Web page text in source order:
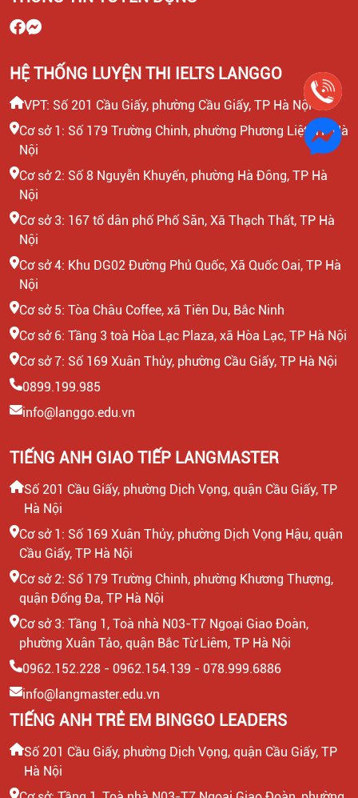
HỆ THỐNG LUYỆN THI IELTS LANGGO
VPT: Số 201 Cầu Giấy, phường Cầu Giấy, TP Hà Nội
Cơ sở 1: Số 179 Trường Chinh, phường Phương Liệt, TP Hà
Nội
Cơ sở 2: Số 8 Nguyễn Khuyến, phường Hà Đông, TP Hà
Nội
Cơ sở 3: 167 tổ dân phố Phố Săn, Xã Thạch Thất, TP Hà
Nội
Cơ sở 4: Khu DG02 Đường Phủ Quốc, Xã Quốc Oai, TP Hà
Nội
Cơ sở 5: Tòa Châu Coffee, xã Tiên Du, Bắc Ninh
Cơ sở 6: Tầng 3 toà Hòa Lạc Plaza, xã Hòa Lạc, TP Hà Nội
Cơ sở 7: Số 169 Xuân Thủy, phường Cầu Giấy, TP Hà Nội
0899.199.985
info@langgo.edu.vn
TIẾNG ANH GIAO TIẾP LANGMASTER
Số 201 Cầu Giấy, phường Dịch Vọng, quận Cầu Giấy, TP
Hà Nội
Cơ sở 1: Số 169 Xuân Thủy, phường Dịch Vọng Hậu, quận
Cầu Giấy, TP Hà Nội
Cơ sở 2: Số 179 Trường Chinh, phường Khương Thượng,
quận Đống Đa, TP Hà Nội
Cơ sở 3: Tầng 1, Toà nhà N03-T7 Ngoại Giao Đoàn,
phường Xuân Tảo, quận Bắc Từ Liêm, TP Hà Nội
0962.152.228 - 0962.154.139 - 078.999.6886
info@langmaster.edu.vn
TIẾNG ANH TRẺ EM BINGGO LEADERS
Số 201 Cầu Giấy, phường Dịch Vọng, quận Cầu Giấy, TP
Hà Nội